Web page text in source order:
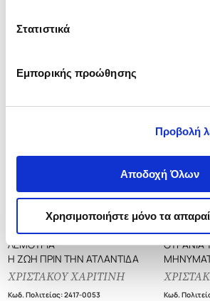
Στατιστικά
Εμπορικής προώθησης
Προβολή
Αποδοχή Όλων
Χρησιμοποιήστε μόνο τα
0
ΛΕΜΟΥΡΙΑ
Η ΖΩΗ ΠΡΙΝ ΤΗΝ ΑΤΛΑΝΤΙΔΑ
ΧΡΙΣΤΑΚΟΥ ΧΑΡΙΤΙΝΗ
Κωδ. Πολιτείας:2417-0053
ΟΥΡΑΝΙΑ
Κωδ.